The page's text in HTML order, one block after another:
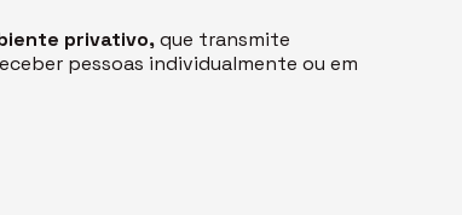
privativo,que transmite
pessoas individualmente ou em